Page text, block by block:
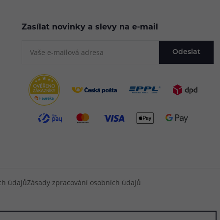
Zasílat novinky a slevy na e-mail
Odeslat
údajůZásady zpracování osobních údajů